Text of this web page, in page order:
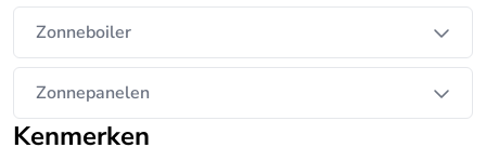
Zonneboiler
Zonnepanelen
Kenmerken